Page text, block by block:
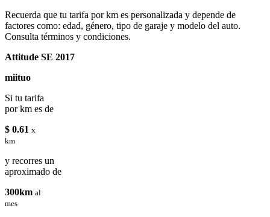
Recuerda que tu tarifa por km es personalizada y depende de
factores como: edad, género, tipo de garaje y modelo del auto.
Consulta términos y condiciones.
Attitude SE 2017
miituo
Si tu tarifa
por km es de
$ 0.61 x
km
y recorres un
aproximado de
300km al
mes